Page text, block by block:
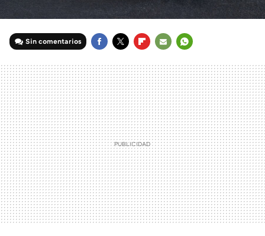
Sin comentarios
MAIL